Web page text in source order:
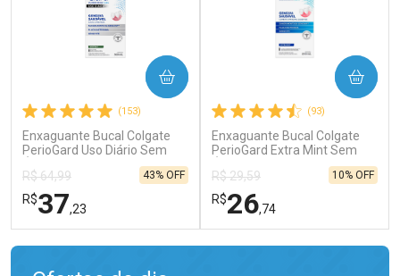
(153)
Enxaguante Bucal Colgate
PerioGard Uso Diário Sem
R$ 64,99
R$37,23
43% OFF
COMPRAR
(93)
Enxaguante Bucal Colgate
PerioGard Extra Mint Sem
R$ 29,59
R$26,74
10% OFF
COMPRAR